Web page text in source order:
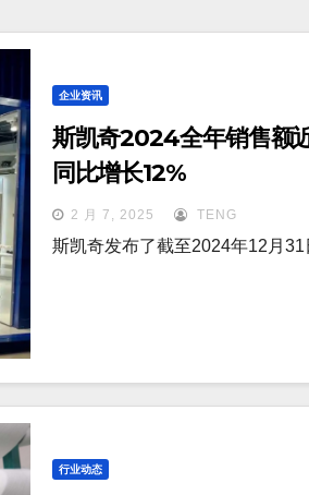
企业资讯
斯凯奇2024全年销售额
同比增长12%
2 月 7, 2025 TENG
斯凯奇发布了截至2024年12月
行业动态